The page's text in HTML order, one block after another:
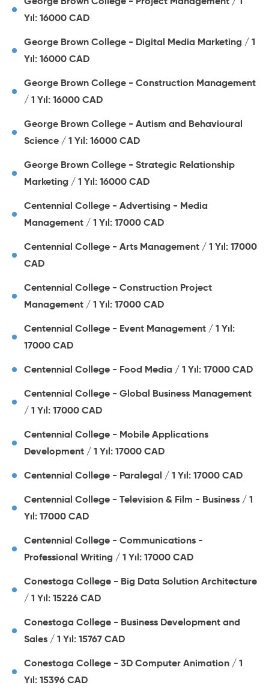
Yıl: 16000 CAD
George Brown College - Digital Media Marketing / 1
Yıl: 16000 CAD
George Brown College - Construction Management
/ 1 Yıl: 16000 CAD
George Brown College - Autism and Behavioural
Science / 1 Yıl: 16000 CAD
George Brown College - Strategic Relationship
Marketing / 1 Yıl: 16000 CAD
Centennial College - Advertising - Media
Management / 1 Yıl: 17000 CAD
Centennial College - Arts Management / 1 Yıl: 17000
CAD
Centennial College - Construction Project
Management / 1 Yıl: 17000 CAD
Centennial College - Event Management / 1 Yıl:
17000 CAD
Centennial College - Food Media / 1 Yıl: 17000 CAD
Centennial College - Global Business Management
/ 1 Yıl: 17000 CAD
Centennial College - Mobile Applications
Development / 1 Yıl: 17000 CAD
Centennial College - Paralegal / 1 Yıl: 17000 CAD
Centennial College - Television & Film - Business / 1
Yıl: 17000 CAD
Centennial College - Communications -
Professional Writing / 1 Yıl: 17000 CAD
Conestoga College - Big Data Solution Architecture
/ 1 Yıl: 15226 CAD
Conestoga College - Business Development and
Sales / 1 Yıl: 15767 CAD
Conestoga College - 3D Computer Animation / 1
Yıl: 15396 CAD